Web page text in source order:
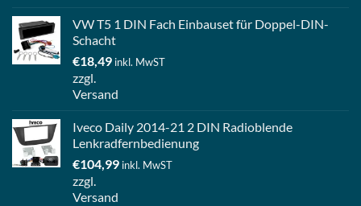
VW T5 1 DIN Fach Einbauset für Doppel-DIN-
Schacht
€18,49 inkl. MwST
zzgl.
Versand
Iveco Daily 2014-21 2 DIN Radioblende
Lenkradfernbedienung
€104,99 inkl. MwST
zzgl.
Versand